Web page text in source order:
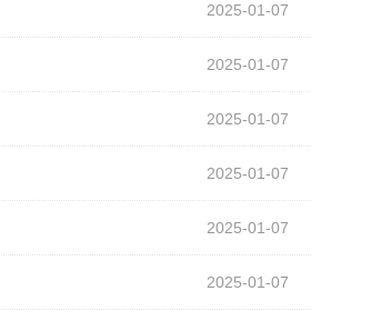
2025-01-07
2025-01-07
2025-01-07
2025-01-07
2025-01-07
2025-01-07